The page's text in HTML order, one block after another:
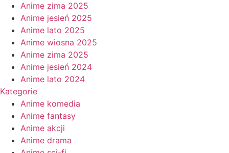
Anime zima 2025
Anime jesień 2025
Anime lato 2025
Anime wiosna 2025
Anime zima 2025
Anime jesień 2024
Anime lato 2024
Kategorie
Anime komedia
Anime fantasy
Anime akcji
Anime drama